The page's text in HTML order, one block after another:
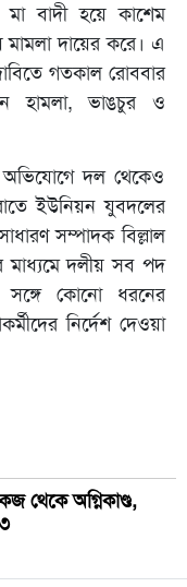
মা বাদী হয়ে কাশেম
দায়ের করে। এ
গতকাল রোববার
হামলা, ভাঙচুর ও
অভিযোগে দল থেকেও
ইউনিয়ন যুবদলের
সম্পাদক বিল্লাল
মাধ্যমে দলীয় সব পদ
কোনো ধরনের
নির্দেশ দেওয়া
থেকে অগ্নিকাণ্ড,